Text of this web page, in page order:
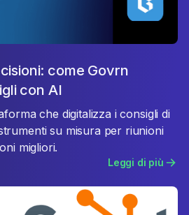
come Govrn
con AI
che digitalizza i consigli di
su misura per riunioni
migliori.
Leggi di più